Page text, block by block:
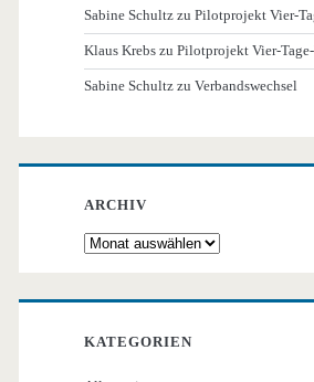
Sabine Schultz zuPilotprojekt Vier-
Klaus Krebs zuPilotprojekt Vier-
Sabine Schultz zuVerbandswechsel
ARCHIV
Archiv
KATEGORIEN